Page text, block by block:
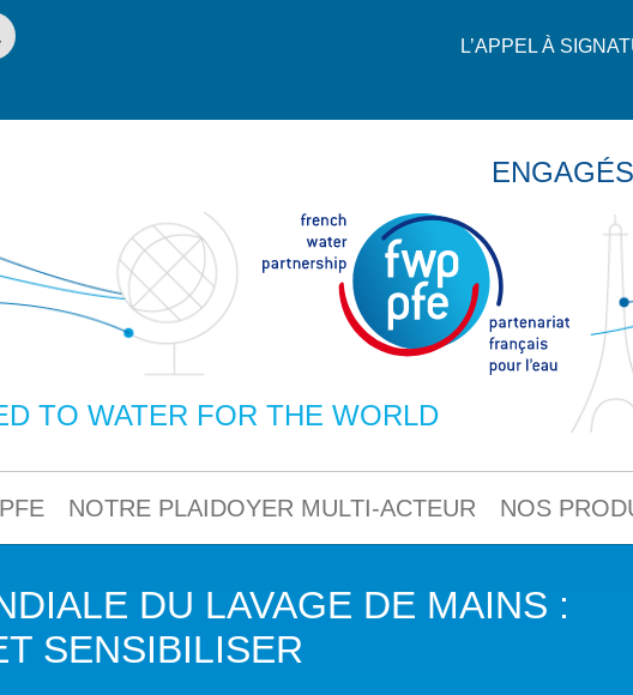
L’APPEL À
TO WATER FOR THE WORLD
NOTRE PLAIDOYER MULTI-ACTEUR NOS
DU LAVAGE DE MAINS :
SENSIBILISER